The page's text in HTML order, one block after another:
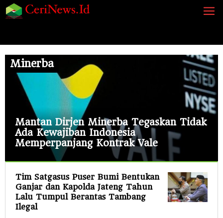
Lewati
ke
Mantan Dirjen Minerba Tegaskan Tidak
Ada Kewajiban Indonesia
Memperpanjang Kontrak Vale
Agustus
2023
Minerba
Tim Satgasus Puser Bumi Bentukan
Ganjar dan Kapolda Jateng Tahun
Lalu Tumpul Berantas Tambang
Ilegal